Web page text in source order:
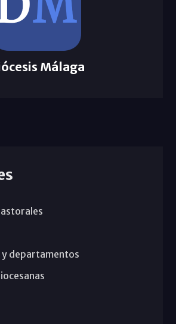
Málaga
y departamentos